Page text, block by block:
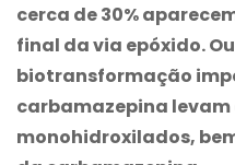
cerca de 30%
final da via epóxido.
biotransformação
carbamazepina levam
monohidroxilados,